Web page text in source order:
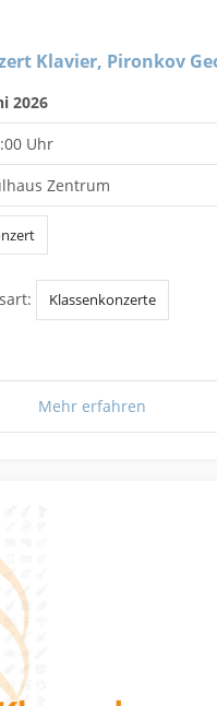
Klavier, Pironkov
2026
Uhr
Zentrum
Klassenkonzerte
Mehr erfahren